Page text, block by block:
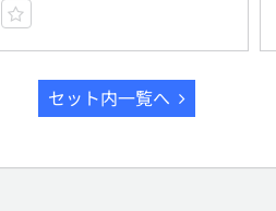
セット内一覧へ